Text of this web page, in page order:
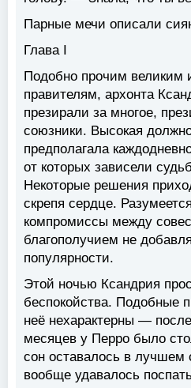
Парные мечи описали
Глава I
Подобно прочим великим
правителям, архонта
презирали за многое,
союзники. Высокая
предполагала
от которых зависели
Некоторые решения
скрепя сердце.
компромиссы между
благополучием не
популярности.
Этой ночью Ксандрия
беспокойства. Подобные
неё нехарактерны —
месяцев у Перро было
сон оставалось в лучшем
вообще удавалось